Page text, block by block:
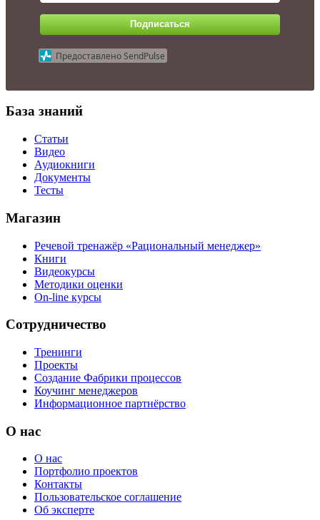
Подписаться
Предоставлено SendPulse
База знаний
Статьи
Видео
Аудиокниги
Документы
Тесты
Магазин
Речевой тренажёр «Рациональный менеджер»
Книги
Видеокурсы
Методики оценки
On-line курсы
Сотрудничество
Тренинги
Проекты
Создание Фабрики процессов
Коучинг менеджеров
Информационное партнёрство
О нас
О нас
Портфолио проектов
Контакты
Пользовательское соглашение
Об эксперте